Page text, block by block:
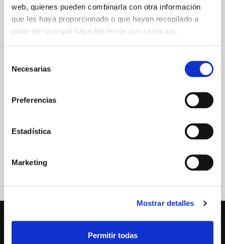
web, quienes pueden combinarla con otra información
que les haya proporcionado o que hayan recopilado a
partir del uso que haya hecho de sus servicios.
Necesarias
Preferencias
Estadística
Marketing
Mostrar detalles
Permitir todas